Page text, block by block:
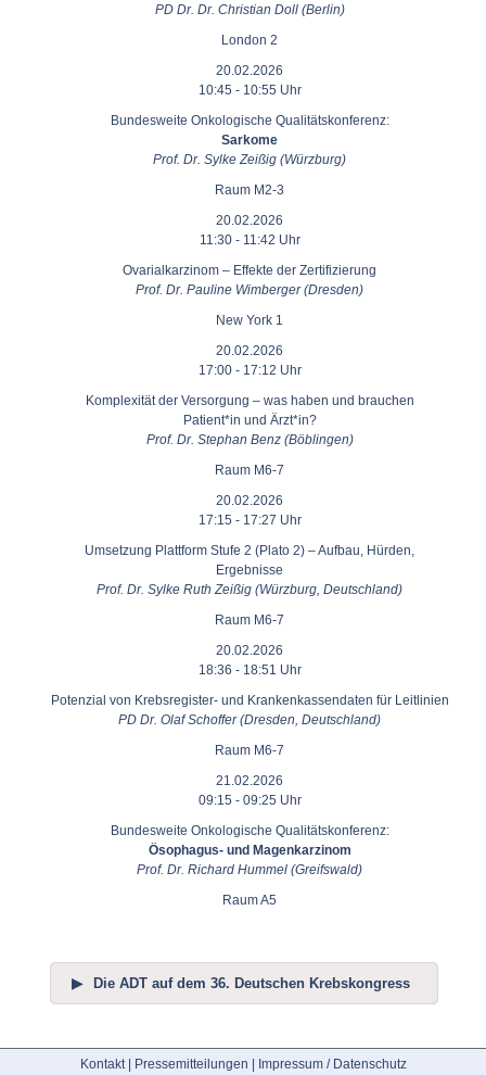
PD Dr. Dr. Christian Doll (Berlin)
London 2
20.02.2026
10:45 - 10:55 Uhr
Bundesweite Onkologische Qualitätskonferenz:
Sarkome
Prof. Dr. Sylke Zeißig (Würzburg)
Raum M2-3
20.02.2026
11:30 - 11:42 Uhr
Ovarialkarzinom – Effekte der Zertifizierung
Prof. Dr. Pauline Wimberger (Dresden)
New York 1
20.02.2026
17:00 - 17:12 Uhr
Komplexität der Versorgung ‒ was haben und brauchen
Patient*in und Ärzt*in?
Prof. Dr. Stephan Benz (Böblingen)
Raum M6-7
20.02.2026
17:15 - 17:27 Uhr
Umsetzung Plattform Stufe 2 (Plato 2) ‒ Aufbau, Hürden,
Ergebnisse
Prof. Dr. Sylke Ruth Zeißig (Würzburg, Deutschland)
Raum M6-7
20.02.2026
18:36 - 18:51 Uhr
Potenzial von Krebsregister- und Krankenkassendaten für Leitlinien
PD Dr. Olaf Schoffer (Dresden, Deutschland)
Raum M6-7
21.02.2026
09:15 - 09:25 Uhr
Bundesweite Onkologische Qualitätskonferenz:
Ösophagus- und Magenkarzinom
Prof. Dr. Richard Hummel (Greifswald)
Raum A5
Die ADT auf dem 36. Deutschen Krebskongress
Kontakt| Pressemitteilungen
Impressum / Datenschutz